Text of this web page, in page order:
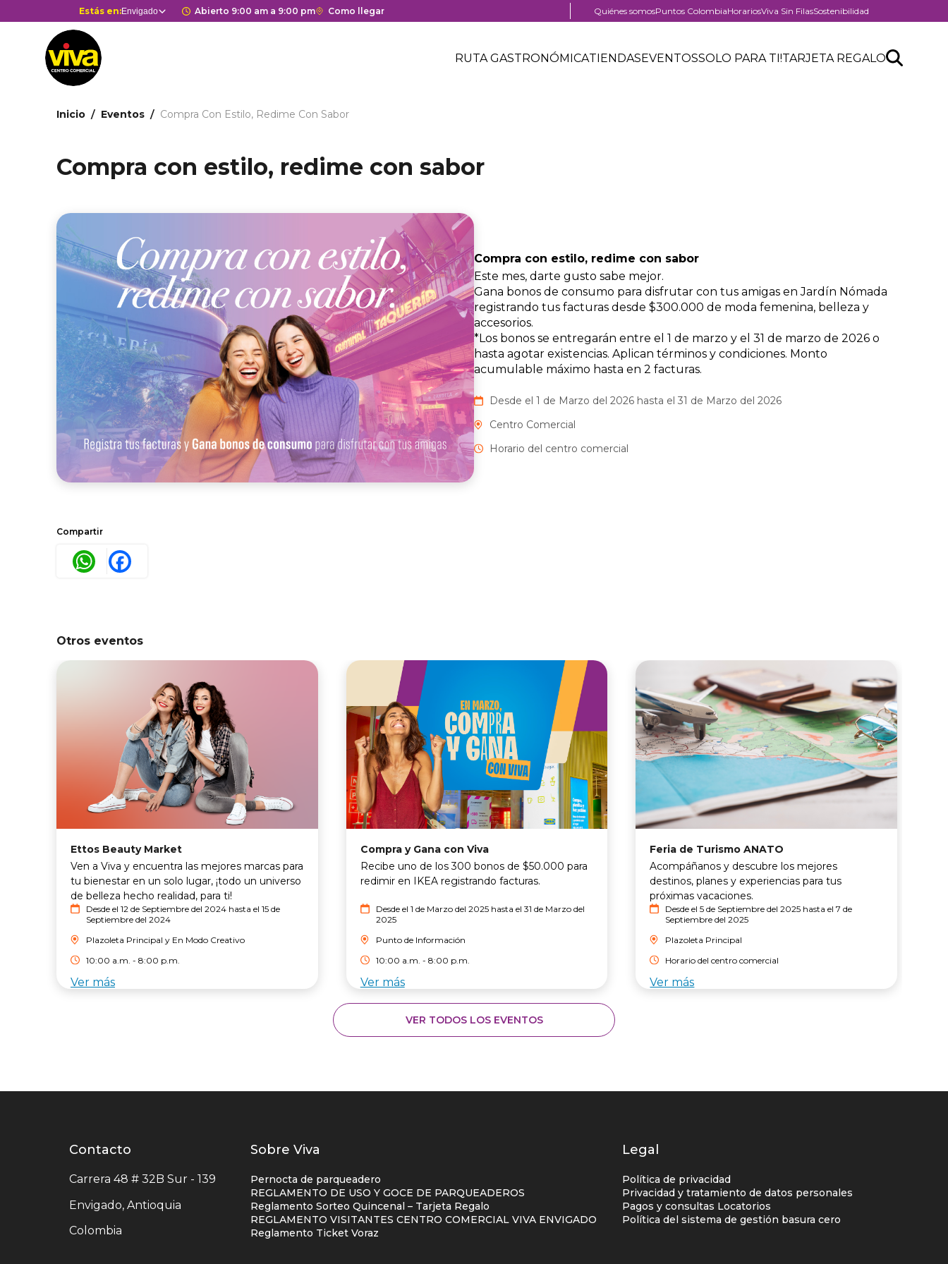
al
contenido
principal
Selector
de
centros
comerciales
Estás en:Estás en
Envigado Horario de apertura y cierre del centro comercial.
Abierto 9:00 am a 9:00 pmEnlace
del
centro
Como llegar
Menú
Quiénes somosPuntos ColombiaHorariosViva Sin FilasSostenibilidad
Header
Menú
RUTA GASTRONÓMICATIENDASEVENTOSSOLO PARA TI!TARJETA REGALOSearch
Buscar
Ruta
de
Inicio Eventos Compra Con Estilo, Redime Con Sabor
Compra con estilo, redime con sabor
Compra con estilo, redime con sabor
Este mes, darte gusto sabe mejor.
Gana bonos de consumo para disfrutar con tus amigas en Jardín Nómada
registrando tus facturas desde $300.000 de moda femenina, belleza y
accesorios.
*Los bonos se entregarán entre el 1 de marzo y el 31 de marzo de 2026 o
hasta agotar existencias. Aplican términos y condiciones. Monto
acumulable máximo hasta en 2 facturas.
Desde el 1 de Marzo del 2026 hasta el 31 de Marzo del 2026
Centro Comercial
Horario del centro comercial
Compartir
WhatsApp
Otros eventos
Ettos Beauty Market
Ven a Viva y encuentra las mejores marcas para
tu bienestar en un solo lugar, ¡todo un universo
de belleza hecho realidad, para ti!
Desde el 12 de Septiembre del 2024 hasta el 15 de
Septiembre del 2024
Plazoleta Principal y En Modo Creativo
10:00 a.m. - 8:00 p.m.
Ver más
Compra y Gana con Viva
Recibe uno de los 300 bonos de $50.000 para
redimir en IKEA registrando facturas.
Desde el 1 de Marzo del 2025 hasta el 31 de Marzo del
2025
Punto de Información
10:00 a.m. - 8:00 p.m.
Ver más
Feria de Turismo ANATO
Acompáñanos y descubre los mejores
destinos, planes y experiencias para tus
próximas vacaciones.
Desde el 5 de Septiembre del 2025 hasta el 7 de
Septiembre del 2025
Plazoleta Principal
Horario del centro comercial
Ver más
VER TODOS LOS EVENTOS
Contacto
centro
Contacto
Carrera 48 # 32B Sur - 139
Envigado, Antioquia
Colombia
Listados
enlaces
centro
comercial
columna
Sobre Viva
Pernocta de parqueadero
REGLAMENTO DE USO Y GOCE DE PARQUEADEROS
Reglamento Sorteo Quincenal – Tarjeta Regalo
REGLAMENTO VISITANTES CENTRO COMERCIAL VIVA ENVIGADO
Reglamento Ticket Voraz
Legal
Política de privacidad
Privacidad y tratamiento de datos personales
Pagos y consultas Locatorios
Política del sistema de gestión basura cero